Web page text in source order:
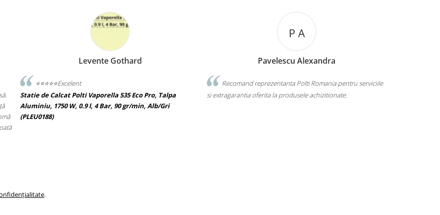
Levente Gothard
⭐️⭐️⭐️⭐️⭐️Excelent
Statie de Calcat Polti Vaporella 535 Eco Pro, Talpa
Aluminiu, 1750 W, 0.9 l, 4 Bar, 90 gr/min, Alb/Gri
(PLEU0188)
P A
Pavelescu Alexandra
Recomand reprezentanta Polti Romania pentru serviciile
si extragarantia oferita la produsele achizitionate.
.